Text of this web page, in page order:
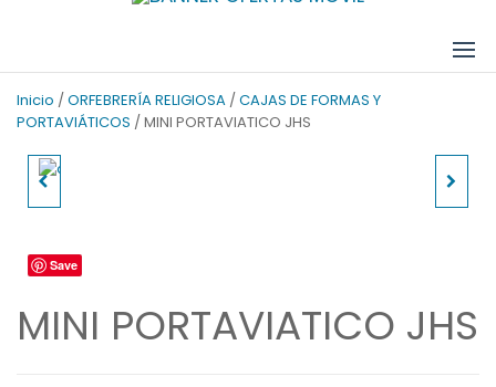
Inicio / ORFEBRERÍA RELIGIOSA / CAJAS DE FORMAS Y
PORTAVIÁTICOS / MINI PORTAVIATICO JHS
Save
MINI PORTAVIATICO JHS